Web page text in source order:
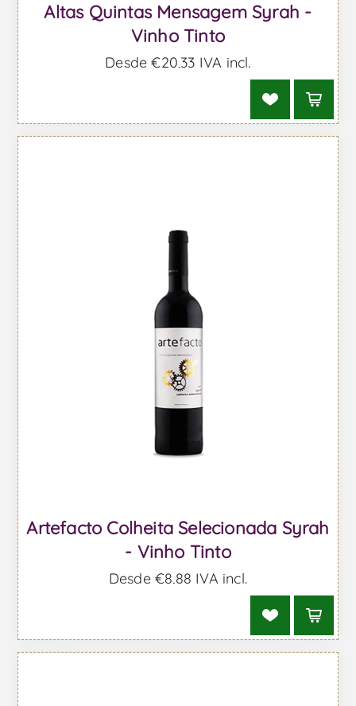
Altas Quintas Mensagem Syrah -
Vinho Tinto
Desde €20,33 IVA incl.
Artefacto Colheita Selecionada Syrah
- Vinho Tinto
Desde €8,88 IVA incl.